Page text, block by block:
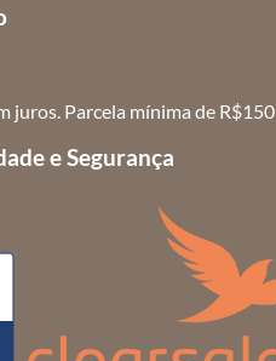
juros. Parcela mínima de R$150
e Segurança